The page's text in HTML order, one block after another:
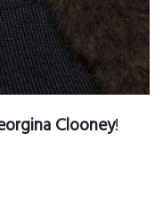
Clooney!